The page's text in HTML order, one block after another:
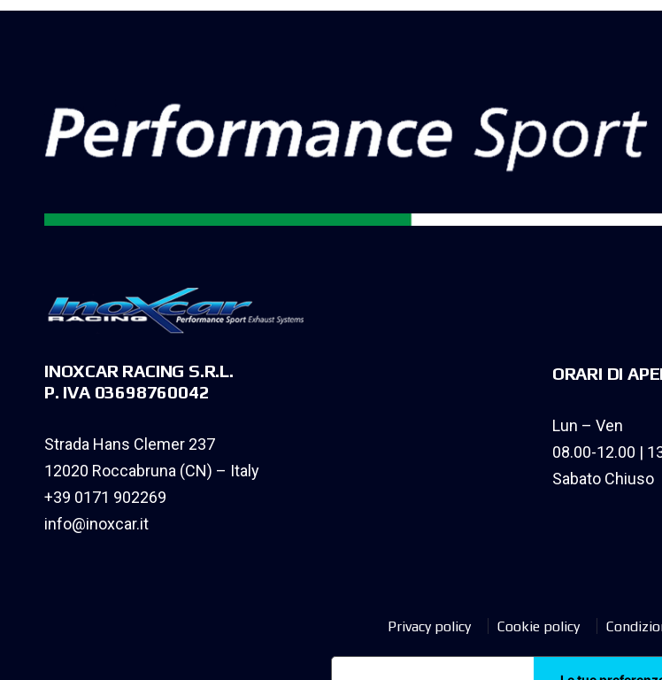
INOXCAR RACING S.R.L.
P. IVA 03698760042
Strada Hans Clemer 237
12020 Roccabruna (CN) – Italy
+39 0171 902269
info@inoxcar.it
ORARI DI
Lun – Ven
08.00-12.00 |
Sabato Chiuso
Privacy policy Cookie policy